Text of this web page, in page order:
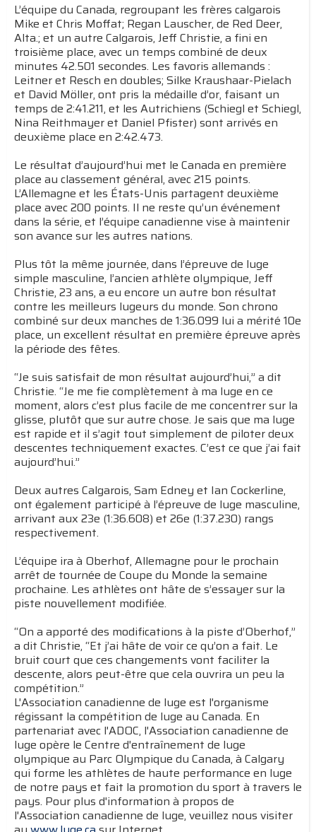
L’équipe du Canada, regroupant les frères calgarois
Mike et Chris Moffat; Regan Lauscher, de Red Deer,
Alta.; et un autre Calgarois, Jeff Christie, a fini en
troisième place, avec un temps combiné de deux
minutes 42.501 secondes. Les favoris allemands :
Leitner et Resch en doubles; Silke Kraushaar-Pielach
et David Möller, ont pris la médaille d’or, faisant un
temps de 2:41.211, et les Autrichiens (Schiegl et Schiegl,
Nina Reithmayer et Daniel Pfister) sont arrivés en
deuxième place en 2:42.473.
Le résultat d’aujourd’hui met le Canada en première
place au classement général, avec 215 points.
L’Allemagne et les États-Unis partagent deuxième
place avec 200 points. Il ne reste qu’un événement
dans la série, et l’équipe canadienne vise à maintenir
son avance sur les autres nations.
Plus tôt la même journée, dans l’épreuve de luge
simple masculine, l’ancien athlète olympique, Jeff
Christie, 23 ans, a eu encore un autre bon résultat
contre les meilleurs lugeurs du monde. Son chrono
combiné sur deux manches de 1:36.099 lui a mérité 10e
place, un excellent résultat en première épreuve après
la période des fêtes.
“Je suis satisfait de mon résultat aujourd’hui,” a dit
Christie. “Je me fie complètement à ma luge en ce
moment, alors c’est plus facile de me concentrer sur la
glisse, plutôt que sur autre chose. Je sais que ma luge
est rapide et il s’agit tout simplement de piloter deux
descentes techniquement exactes. C’est ce que j’ai fait
aujourd’hui.”
Deux autres Calgarois, Sam Edney et Ian Cockerline,
ont également participé à l’épreuve de luge masculine,
arrivant aux 23e (1:36.608) et 26e (1:37.230) rangs
respectivement.
L’équipe ira à Oberhof, Allemagne pour le prochain
arrêt de tournée de Coupe du Monde la semaine
prochaine. Les athlètes ont hâte de s’essayer sur la
piste nouvellement modifiée.
“On a apporté des modifications à la piste d’Oberhof,”
a dit Christie, “Et j’ai hâte de voir ce qu’on a fait. Le
bruit court que ces changements vont faciliter la
descente, alors peut-être que cela ouvrira un peu la
compétition.”
L'Association canadienne de luge est l'organisme
régissant la compétition de luge au Canada. En
partenariat avec l'ADOC, l'Association canadienne de
luge opère le Centre d'entraînement de luge
olympique au Parc Olympique du Canada, à Calgary
qui forme les athlètes de haute performance en luge
de notre pays et fait la promotion du sport à travers le
pays. Pour plus d'information à propos de
l'Association canadienne de luge, veuillez nous visiter